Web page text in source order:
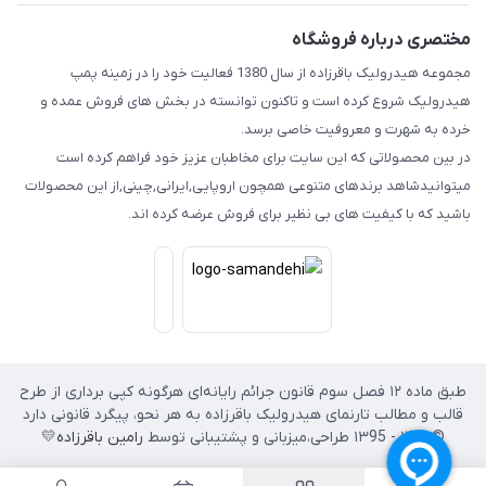
مختصری درباره فروشگاه
مجموعه هیدرولیک باقرزاده از سال 1380 فعالیت خود را در زمینه پمپ
هیدرولیک شروع کرده است و تاکنون توانسته در بخش های فروش عمده و
خرده به شهرت و معروفیت خاصی برسد.
در بین محصولاتی که این سایت برای مخاطبان عزیز خود فراهم کرده است
میتوانیدشاهد برندهای متنوعی همچون اروپایی,ایرانی,چینی,از این محصولات
باشید که با کیفیت های بی نظیر برای فروش عرضه کرده اند.
طبق ماده ۱۲ فصل سوم قانون جرائم رایانه‌ای هرگونه کپی برداری از طرح
قالب و مطالب تارنمای هیدرولیک باقرزاده به هر نحو، پیگرد قانونی دارد
© ۱۴۰۲ - ۱۳95 طراحی،‌میزبانی و پشتیبانی توسط
رامین باقرزاده💛